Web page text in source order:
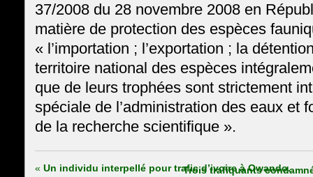
37/2008 du 28 novembre 2008 en
matière de protection des espèces
« l’importation ; l’exportation ; la
territoire national des espèces
que de leurs trophées sont strictement
spéciale de l’administration des eaux et
de la recherche scientifique ».
« Un individu interpellé pour trafic d’ivoire à Owando.
Trois trafiquants